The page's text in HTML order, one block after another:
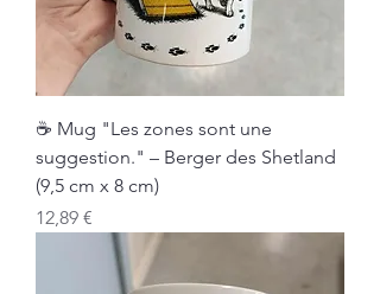
☕ Mug "Les zones sont une
suggestion." – Berger des Shetland
(9,5 cm x 8 cm)
Prix
12,89 €